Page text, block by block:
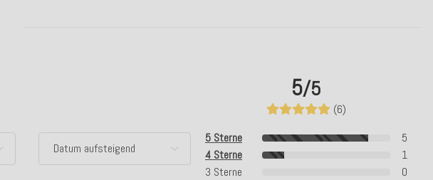
5/5
(6)
5 Sterne
5
4 Sterne
1
3 Sterne
0